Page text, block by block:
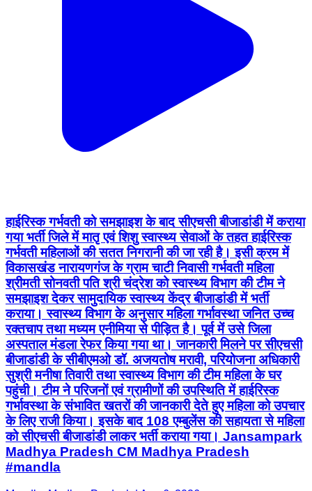
हाईरिस्क गर्भवती को समझाइश के बाद सीएचसी बीजाडांडी में कराया
गया भर्ती जिले में मातृ एवं शिशु स्वास्थ्य सेवाओं के तहत हाईरिस्क
गर्भवती महिलाओं की सतत निगरानी की जा रही है। इसी क्रम में
विकासखंड नारायणगंज के ग्राम चाटी निवासी गर्भवती महिला
श्रीमती सोनवती पति श्री चंद्रेश को स्वास्थ्य विभाग की टीम ने
समझाइश देकर सामुदायिक स्वास्थ्य केंद्र बीजाडांडी में भर्ती
कराया। स्वास्थ्य विभाग के अनुसार महिला गर्भावस्था जनित उच्च
रक्तचाप तथा मध्यम एनीमिया से पीड़ित है। पूर्व में उसे जिला
अस्पताल मंडला रेफर किया गया था। जानकारी मिलने पर सीएचसी
बीजाडांडी के सीबीएमओ डॉ. अजयतोष मरावी, परियोजना अधिकारी
सुश्री मनीषा तिवारी तथा स्वास्थ्य विभाग की टीम महिला के घर
पहुंची। टीम ने परिजनों एवं ग्रामीणों की उपस्थिति में हाईरिस्क
गर्भावस्था के संभावित खतरों की जानकारी देते हुए महिला को उपचार
के लिए राजी किया। इसके बाद 108 एम्बुलेंस की सहायता से महिला
को सीएचसी बीजाडांडी लाकर भर्ती कराया गया। Jansampark
Madhya Pradesh CM Madhya Pradesh
#mandla